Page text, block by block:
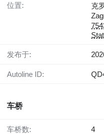
位置:
克
发布于:
Autoline ID:
车桥
车桥数: 4